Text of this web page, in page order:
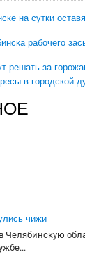
на сутки
рабочего
решать за
в городской
чижи
Челябинскую